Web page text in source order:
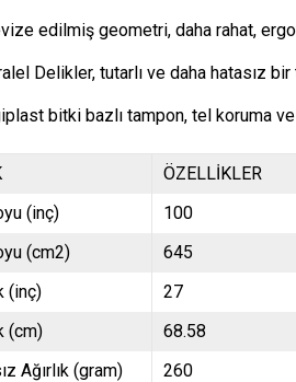
edilmiş geometri, daha rahat,
Delikler, tutarlı ve daha hatasız
bitki bazlı tampon, tel koruma
ÖZELLİKLER
(inç)
100
(cm2)
645
(inç)
27
(cm)
68.58
Ağırlık (gram)
260